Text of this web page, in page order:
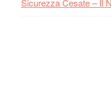
Sicurezza Cesate – Il